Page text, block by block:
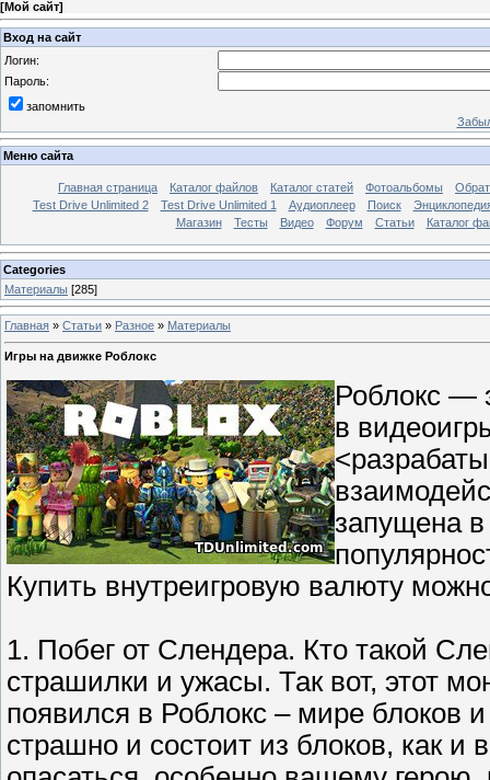
[Мой сайт]
Вход на сайт
Логин:
Пароль:
запомнить
Меню сайта
Главная страница Каталог файлов Каталог статей Фотоальбомы
Test Drive Unlimited 2
Test Drive Unlimited 1 Аудиоплеер Поиск
Магазин
Тесты Видео Форум Статьи Каталог
Categories
Материалы [285]
Главная » Статьи » Разное » Материалы
Игры на движке Роблокс
Роблокс —
в
запущена в
Купить внутреигровую валюту
1. Побег от Слендера. Кто такой
страшилки и ужасы. Так вот, этот
появился в Роблокс – мире блоков
страшно и состоит из блоков, как и